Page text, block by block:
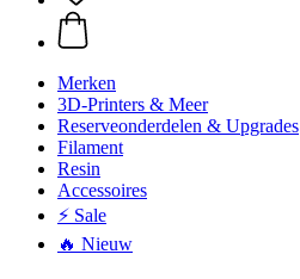
Merken
3D-Printers & Meer
Reserveonderdelen & Upgrades
Filament
Resin
Accessoires
⚡ Sale
🔥 Nieuw